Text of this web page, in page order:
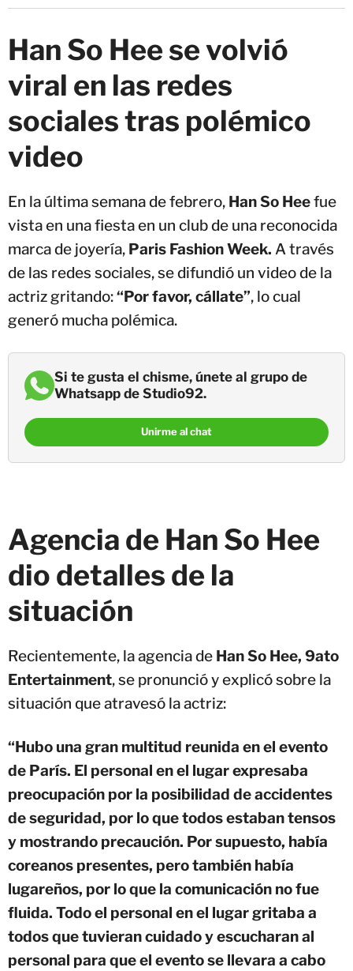
Han So Hee se volvió
viral en las redes
sociales tras polémico
video
En la última semana de febrero, Han So Heefue
vista en una fiesta en un club de una reconocida
marca de joyería, Paris Fashion Week. A través
de las redes sociales, se difundió un video de la
actriz gritando:“Por favor, cállate”, lo cual
generó mucha polémica.
Si te gusta el chisme, únete al grupo de
Whatsapp de Studio92.
Unirme al chat
Agencia de Han So Hee
dio detalles de la
situación
Recientemente, la agencia de Han So Hee, 9ato
Entertainment, se pronunció y explicó sobre la
situación que atravesó la actriz:
“Hubo una gran multitud reunida en el evento
de París. El personal en el lugar expresaba
preocupación por la posibilidad de accidentes
de seguridad, por lo que todos estaban tensos
y mostrando precaución. Por supuesto, había
coreanos presentes, pero también había
lugareños, por lo que la comunicación no fue
fluida. Todo el personal en el lugar gritaba a
todos que tuvieran cuidado y escucharan al
personal para que el evento se llevara a cabo